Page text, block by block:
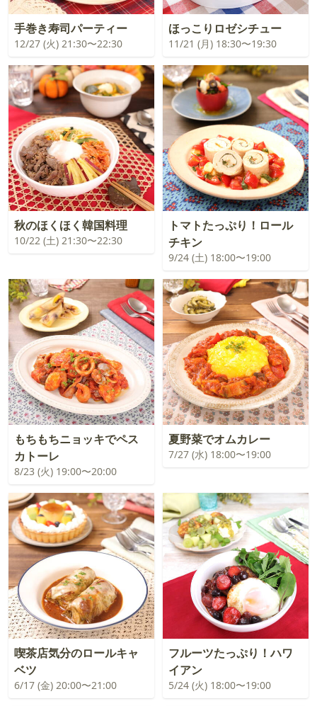
手巻き寿司パーティー
12/27 (火) 21:30〜22:30
ほっこりロゼシチュー
11/21 (月) 18:30〜19:30
秋のほくほく韓国料理
10/22 (土) 21:30〜22:30
トマトたっぷり！ロール
チキン
9/24 (土) 18:00〜19:00
もちもちニョッキでペス
カトーレ
8/23 (火) 19:00〜20:00
夏野菜でオムカレー
7/27 (水) 18:00〜19:00
喫茶店気分のロールキャ
ベツ
6/17 (金) 20:00〜21:00
フルーツたっぷり！ハワ
イアン
5/24 (火) 18:00〜19:00